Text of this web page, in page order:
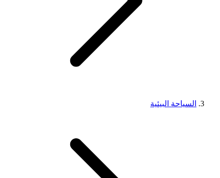
السياحة البيئية